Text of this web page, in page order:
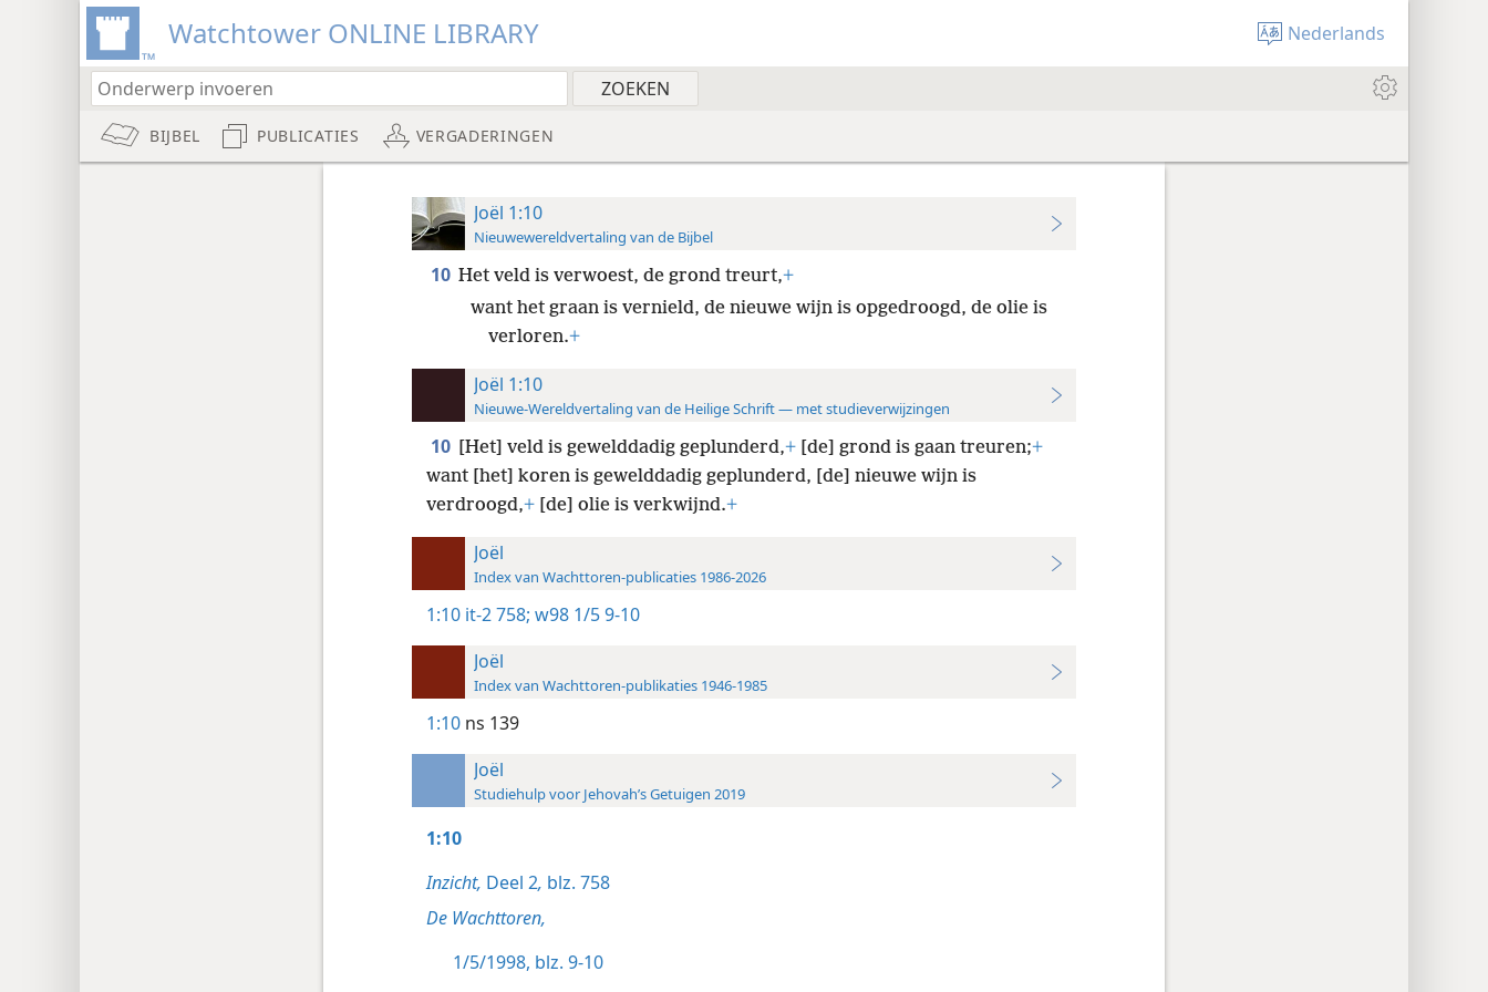
Watchtower ONLINE LIBRARY Nederlands
BIJBEL PUBLICATIES VERGADERINGEN
Joël 1:10
Nieuwewereldvertaling van de Bijbel
10 Het veld is verwoest, de grond treurt,+
want het graan is vernield, de nieuwe wijn is opgedroogd, de olie is
verloren.+
Joël 1:10
Nieuwe-Wereldvertaling van de Heilige Schrift — met studieverwijzingen
10 [Het] veld is gewelddadig geplunderd,+[de] grond is gaan treuren;+
want [het] koren is gewelddadig geplunderd, [de] nieuwe wijn is
verdroogd,+[de] olie is verkwijnd.+
Joël
Index van Wachttoren-publicaties 1986-2026
1:10 it-2 758; w98 1/5 9-10
Joël
Index van Wachttoren-publikaties 1946-1985
1:10 ns 139
Joël
Studiehulp voor Jehovah’s Getuigen 2019
1:10
Inzicht, Deel 2, blz. 758
De Wachttoren,
1/5/1998, blz. 9-10